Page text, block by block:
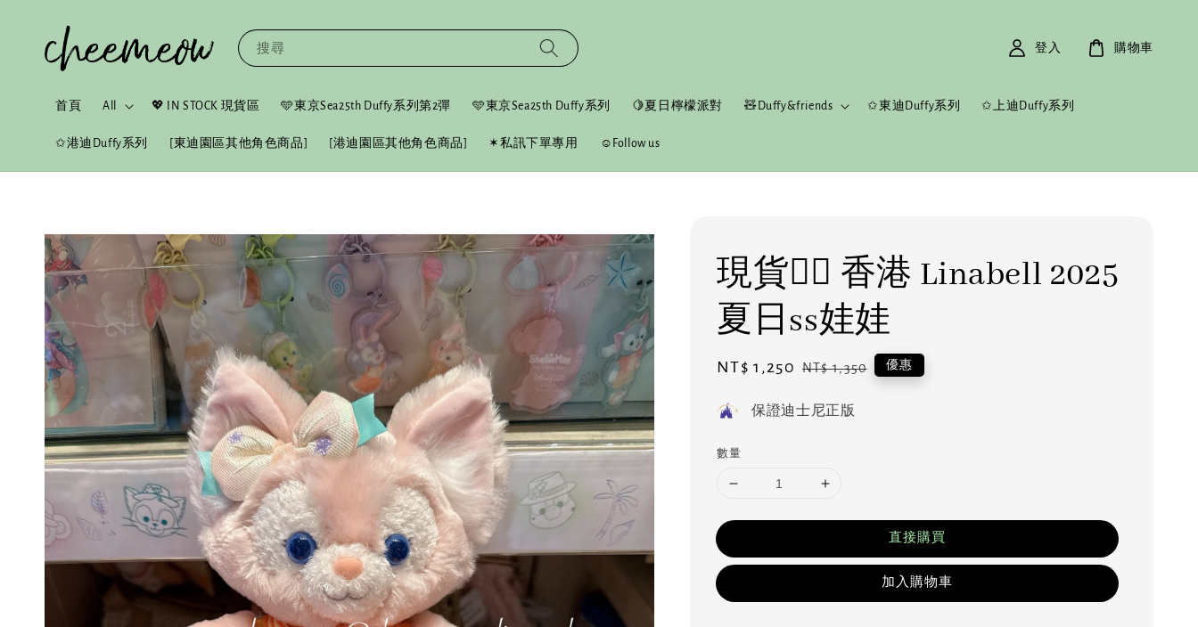
搜尋
首頁 All 💖 IN STOCK 現貨區 🩵東京Sea25th Duffy系列第2彈 🩵東京Sea25th Duffy系列 🍋夏日檸檬派對 🧸Duffy&friends ✩東迪Duffy系列 ✩上迪Duffy系列
✩港迪Duffy系列 [東迪園區其他角色商品] [港迪園區其他角色商品] ✶私訊下單專用 ☺︎Follow us
登入 購物車
現貨❤️‍🔥 香港 Linabell 2025
夏日ss娃娃
Sale
NT$ 1,250 Regular
NT$ 1,350 優惠
保證迪士尼正版
數量
直接購買
加入購物車